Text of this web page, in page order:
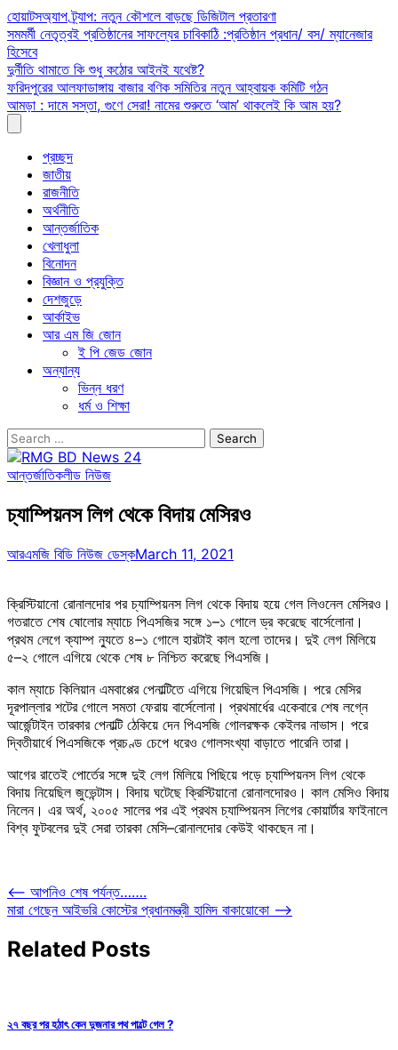
Skip
to
content
হোয়াটসঅ্যাপ ট্র্যাপ: নতুন কৌশলে বাড়ছে ডিজিটাল প্রতারণা
সমমর্মী নেতৃত্বই প্রতিষ্ঠানের সাফল্যের চাবিকাঠি :প্রতিষ্ঠান প্রধান/ বস/ ম্যানেজার
হিসেবে
দুর্নীতি থামাতে কি শুধু কঠোর আইনই যথেষ্ট?
ফরিদপুরের আলফাডাঙ্গায় বাজার বণিক সমিতির নতুন আহ্বায়ক কমিটি গঠন
আমড়া : দামে সস্তা, গুণে সেরা! নামের শুরুতে ‘আম’ থাকলেই কি আম হয়?
প্রচ্ছদ
জাতীয়
রাজনীতি
অর্থনীতি
আন্তর্জাতিক
খেলাধুলা
বিনোদন
বিজ্ঞান ও প্রযুক্তি
দেশজুড়ে
আর্কাইভ
আর এম জি জোন
ই পি জেড জোন
অন্যান্য
ভিন্ন ধরণ
ধর্ম ও শিক্ষা
Search
for:
আন্তর্জাতিকলীড নিউজ
চ্যাম্পিয়নস লিগ থেকে বিদায় মেসিরও
আরএমজি বিডি নিউজ ডেস্কMarch 11, 2021
ক্রিস্টিয়ানো রোনালদোর পর চ্যাম্পিয়নস লিগ থেকে বিদায় হয়ে গেল লিওনেল মেসিরও।
গতরাতে শেষ ষোলোর ম্যাচে পিএসজির সঙ্গে ১–১ গোলে ড্র করেছে বার্সেলোনা।
প্রথম লেগে ক্যাম্প ন্যুতে ৪–১ গোলে হারটাই কাল হলো তাদের। দুই লেগ মিলিয়ে
৫–২ গোলে এগিয়ে থেকে শেষ ৮ নিশ্চিত করেছে পিএসজি।
কাল ম্যাচে কিলিয়ান এমবাপ্পের পেনাল্টিতে এগিয়ে গিয়েছিল পিএসজি। পরে মেসির
দূরপাল্লার শটের গোলে সমতা ফেরায় বার্সেলোনা। প্রথমার্ধের একেবারে শেষ লগ্নে
আর্জেন্টাইন তারকার পেনাল্টি ঠেকিয়ে দেন পিএসজি গোলরক্ষক কেইলর নাভাস। পরে
দ্বিতীয়ার্ধে পিএসজিকে প্রচণ্ড চেপে ধরেও গোলসংখ্যা বাড়াতে পারেনি তারা।
আগের রাতেই পোর্তের সঙ্গে দুই লেগ মিলিয়ে পিছিয়ে পড়ে চ্যাম্পিয়নস লিগ থেকে
বিদায় নিয়েছিল জুভেন্টাস। বিদায় ঘটেছে ক্রিস্টিয়ানো রোনালদোরও। কাল মেসিও বিদায়
নিলেন। এর অর্থ, ২০০৫ সালের পর এই প্রথম চ্যাম্পিয়নস লিগের কোয়ার্টার ফাইনালে
বিশ্ব ফুটবলের দুই সেরা তারকা মেসি–রোনালদোর কেউই থাকছেন না।
Post
navigation
⟵ আপনিও শেষ পর্যন্ত…….
মারা গেছেন আইভরি কোস্টের প্রধানমন্ত্রী হামিদ বাকায়োকো ⟶
Related Posts
২৭ বছর পর হঠাৎ কেন দুজনার পথ পাল্টে গেল ?